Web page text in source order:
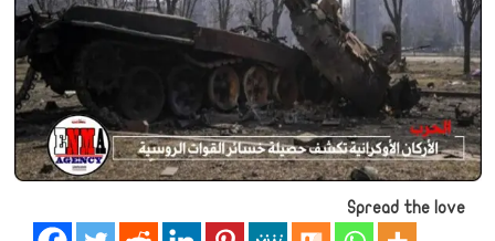
Spread the love